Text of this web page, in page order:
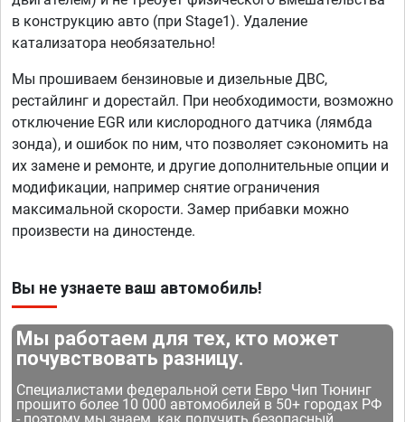
в конструкцию авто (при Stage1). Удаление
катализатора необязательно!
Мы прошиваем бензиновые и дизельные ДВС,
рестайлинг и дорестайл. При необходимости, возможно
отключение EGR или кислородного датчика (лямбда
зонда), и ошибок по ним, что позволяет сэкономить на
их замене и ремонте, и другие дополнительные опции и
модификации, например снятие ограничения
максимальной скорости. Замер прибавки можно
произвести на диностенде.
Вы не узнаете ваш автомобиль!
Мы работаем для тех, кто может
почувствовать разницу.
Специалистами федеральной сети Евро Чип Тюнинг
прошито более 10 000 автомобилей в 50+ городах РФ